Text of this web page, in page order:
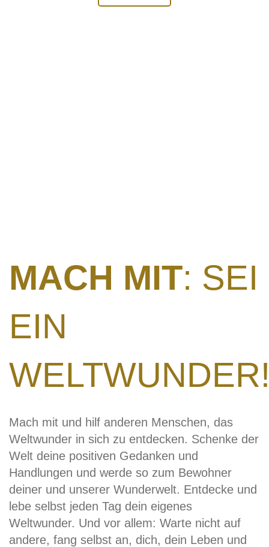
MACH MIT: SEI
EIN
Mach mit und hilf anderen Menschen, das
Weltwunder in sich zu entdecken. Schenke der
Welt deine positiven Gedanken und
Handlungen und werde so zum Bewohner
deiner und unserer Wunderwelt. Entdecke und
lebe selbst jeden Tag dein eigenes
Weltwunder. Und vor allem: Warte nicht auf
andere, fang selbst an, dich, dein Leben und